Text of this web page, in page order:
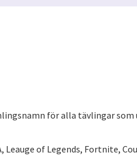
för alla tävlingar
Leauge of Legends, Fortnite,